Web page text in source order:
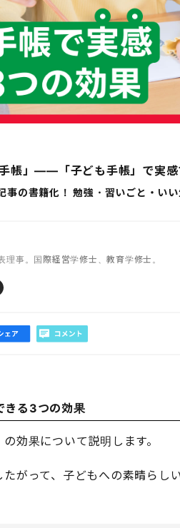
帳」――「子ども手帳」で実
の書籍化！ 勉強・習いごと・い
事。国際経営学修士、教育学修士。
きる3つの効果
効果について説明します。
がって、子どもへの素晴らし